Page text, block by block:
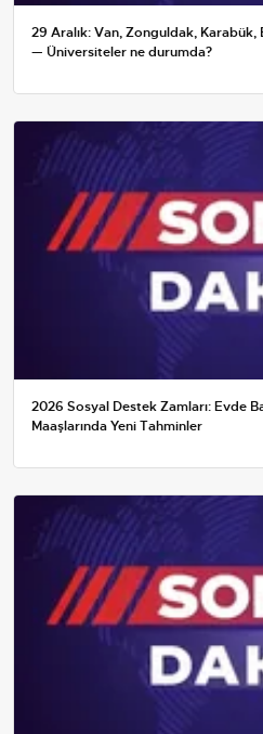
29 Aralık: Van, Zonguldak,
— Üniversiteler ne durumda?
2026 Sosyal Destek Zamları: Evde
Maaşlarında Yeni Tahminler